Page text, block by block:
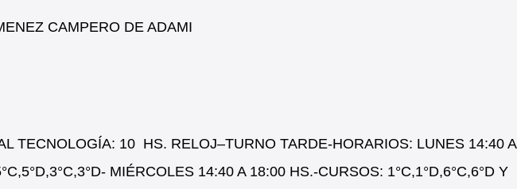
CAMPERO DE ADAMI
TECNOLOGÍA: 10 HS. RELOJ–TURNO TARDE-HORARIOS: LUNES 14:40 A
MIÉRCOLES 14:40 A 18:00 HS.-CURSOS: 1°C,1°D,6°C,6°D Y